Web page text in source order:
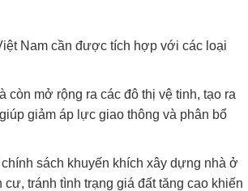
Nam cần được tích hợp với các loại
mở rộng ra các đô thị vệ tinh, tạo ra
giảm áp lực giao thông và phân bổ
sách khuyến khích xây dựng nhà ở
tránh tình trạng giá đất tăng cao khiến